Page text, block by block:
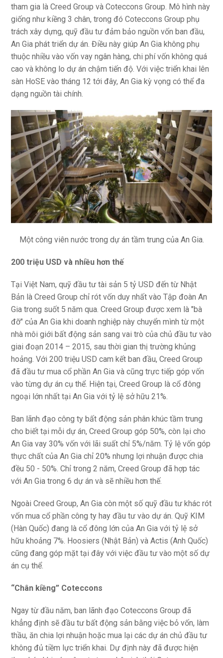
tham gia là Creed Group và Coteccons Group. Mô hình này
giống như kiềng 3 chân, trong đó Coteccons Group phụ
trách xây dựng, quỹ đầu tư đảm bảo nguồn vốn ban đầu,
An Gia phát triển dự án. Điều này giúp An Gia không phụ
thuộc nhiều vào vốn vay ngân hàng, chi phí vốn không quá
cao và không lo dự án chậm tiến độ. Với việc triển khai lên
sàn HoSE vào tháng 12 tới đây, An Gia kỳ vọng có thể đa
dạng nguồn tài chính.
Một công viên nước trong dự án tầm trung của An Gia.
200 triệu USD và nhiều hơn thế
Tại Việt Nam, quỹ đầu tư tài sản 5 tỷ USD đến từ Nhật
Bản là Creed Group chỉ rót vốn duy nhất vào Tập đoàn An
Gia trong suốt 5 năm qua. Creed Group được xem là "bà
đỡ" của An Gia khi doanh nghiệp này chuyển mình từ một
nhà môi giới bất động sản sang vai trò của chủ đầu tư vào
giai đoạn 2014 – 2015, sau thời gian thị trường khủng
hoảng. Với 200 triệu USD cam kết ban đầu, Creed Group
đã đầu tư mua cổ phần An Gia và cũng trực tiếp góp vốn
vào từng dự án cụ thể. Hiện tại, Creed Group là cổ đông
ngoại lớn nhất tại An Gia với tỷ lệ sở hữu 21%.
Ban lãnh đạo công ty bất động sản phân khúc tầm trung
cho biết tại mỗi dự án, Creed Group góp 50%, còn lại cho
An Gia vay 30% vốn với lãi suất chỉ 5%/năm. Tỷ lệ vốn góp
thực chất của An Gia chỉ 20% nhưng lợi nhuận được chia
đều 50 - 50%. Chỉ trong 2 năm, Creed Group đã hợp tác
với An Gia trong 6 dự án và sẽ nhiều hơn thế.
Ngoài Creed Group, An Gia còn một số quỹ đầu tư khác rót
vốn mua cổ phần công ty hay đầu tư vào dự án. Quỹ KIM
(Hàn Quốc) đang là cổ đông lớn của An Gia với tỷ lệ sở
hữu khoảng 7%. Hoosiers (Nhật Bản) và Actis (Anh Quốc)
cũng đang góp mặt tại đây với việc đầu tư vào một số dự
án cụ thể.
“Chân kiềng” Coteccons
Ngay từ đầu năm, ban lãnh đạo Coteccons Group đã
khẳng định sẽ đầu tư bất động sản bằng việc bỏ vốn, làm
thầu, ăn chia lợi nhuận hoặc mua lại các dự án chủ đầu tư
không đủ tiềm lực triển khai. Dự định này đã được hiện